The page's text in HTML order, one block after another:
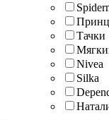
Тачки
Nivea
Silka